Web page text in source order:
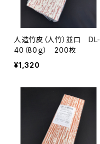
人造竹皮（人竹）並口 DL-
40（80ｇ） 200枚
¥1,320